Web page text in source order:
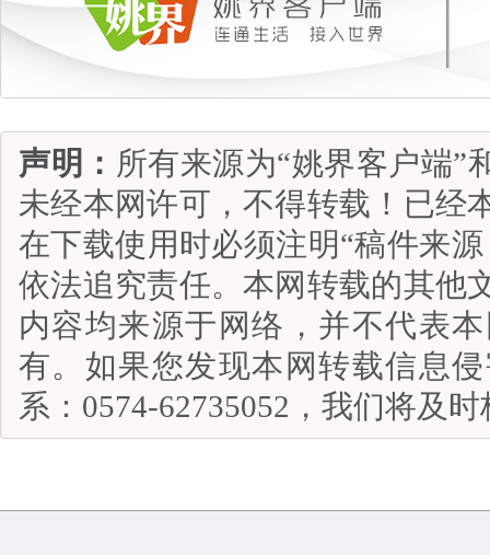
声明： 所有来源为“姚界客户端”
未经本网许可，不得转载！已经
在下载使用时必须注明“稿件来
依法追究责任。本网转载的其他
内容均来源于网络，并不代表
有。如果您发现本网转载信息
系：0574-62735052，我们将及